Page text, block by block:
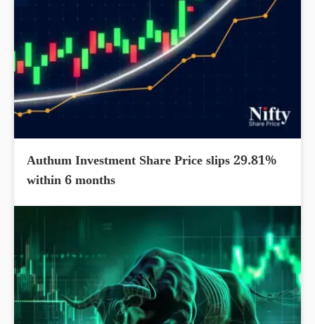
Authum Investment Share Price slips 29.81%
within 6 months